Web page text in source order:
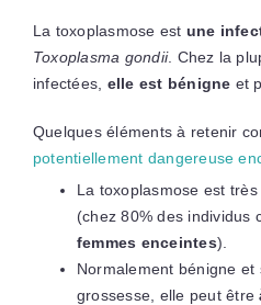
La toxoplasmose est une
Toxoplasma gondii. Chez la
infectées, elle est bénigne et
Quelques éléments à retenir
potentiellement dangereuse
La toxoplasmose est
(chez 80% des individus
femmes enceintes).
Normalement bénigne
grossesse, elle peut être